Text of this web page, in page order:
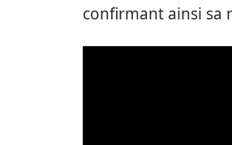
confirmant ainsi sa